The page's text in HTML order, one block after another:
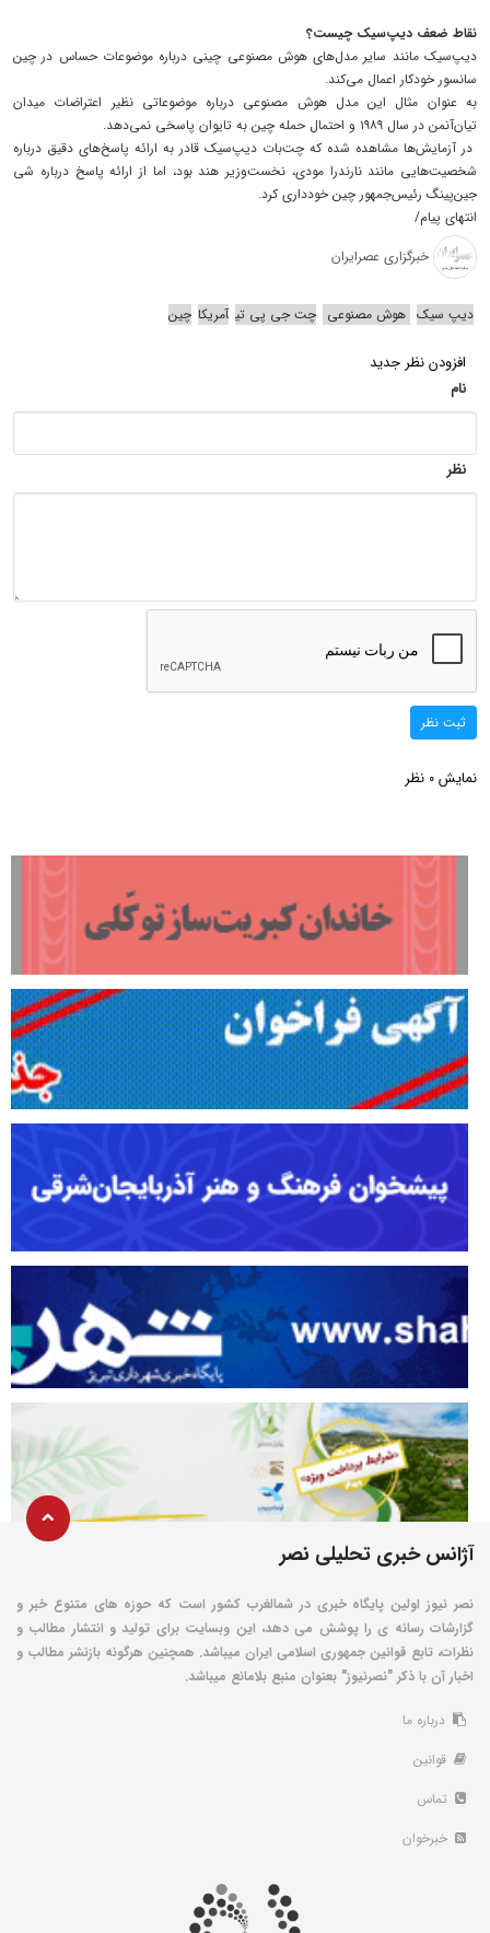
نقاط ضعف دیپ‌سیک چیست؟
دیپ‌سیک مانند سایر مدل‌های هوش مصنوعی چینی درباره موضوعات حساس در چین
سانسور خودکار اعمال می‌کند.
به عنوان مثال این مدل هوش مصنوعی درباره موضوعاتی نظیر اعتراضات میدان
تیان‌آنمن در سال ۱۹۸۹ و احتمال حمله چین به تایوان پاسخی نمی‌دهد.
در آزمایش‌ها مشاهده شده که چت‌بات دیپ‌سیک قادر به ارائه پاسخ‌های دقیق درباره
شخصیت‌هایی مانند نارندرا مودی، نخست‌وزیر هند بود، اما از ارائه پاسخ درباره شی
جین‌پینگ رئیس‌جمهور چین خودداری کرد.
انتهای پیام/
خبرگزاری عصرایران
دیپ سیک هوش مصنوعی چت جی پی تی آمریکا چین
افزودن نظر جدید
نام
نظر
ثبت نظر
نمایش 0 نظر
آژانس خبری تحلیلی نصر
نصر نیوز اولین پایگاه خبری در شمالغرب کشور است که حوزه های متنوع خبر و
گزارشات رسانه ی را پوشش می دهد، این وبسایت برای تولید و انتشار مطالب و
نظرات، تابع قوانین جمهوری اسلامی ایران میباشد. همچنین هرگونه بازنشر مطالب و
اخبار آن با ذکر "نصرنیوز" بعنوان منبع بلامانع میباشد.
درباره ما
قوانین
تماس
خبرخوان